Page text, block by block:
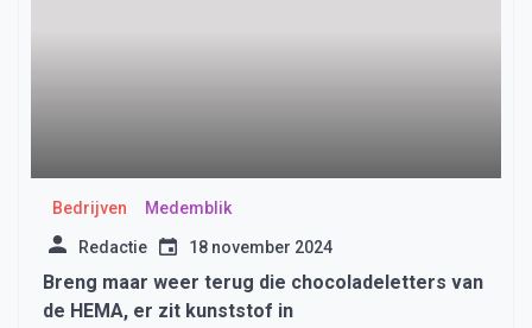
Bedrijven Medemblik
Redactie 18 november 2024
Breng maar weer terug die chocoladeletters van
de HEMA, er zit kunststof in